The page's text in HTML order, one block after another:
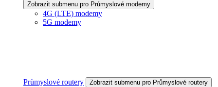
Zobrazit submenu pro Průmyslové modemy
4G (LTE) modemy
5G modemy
Průmyslové routery Zobrazit submenu pro Průmyslové routery